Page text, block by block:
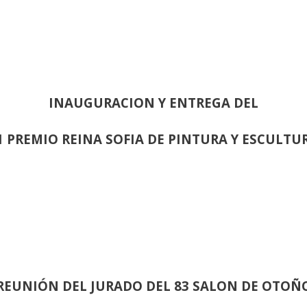
INAUGURACION Y ENTREGA DEL
PREMIO REINA SOFIA DE PINTURA Y
DEL JURADO DEL 83 SALON DE